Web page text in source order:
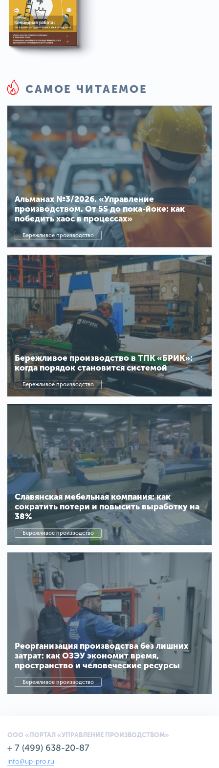
САМОЕ ЧИТАЕМОЕ
Альманах №3/2026. «Управление
производством. От 5S до пока-йоке: как
победить хаос в процессах»
Бережливое производство
Бережливое производство в ТПК «БРИК»:
когда порядок становится системой
Бережливое производство
Славянская мебельная компания: как
сократить потери и повысить выработку на
38%
Бережливое производство
Реорганизация производства без лишних
затрат: как ОЗЭУ экономит время,
пространство и человеческие ресурсы
Бережливое производство
ООО «ПОРТАЛ «УПРАВЛЕНИЕ ПРОИЗВОДСТВОМ»
+ 7 (499) 638-20-87
info@up-pro.ru